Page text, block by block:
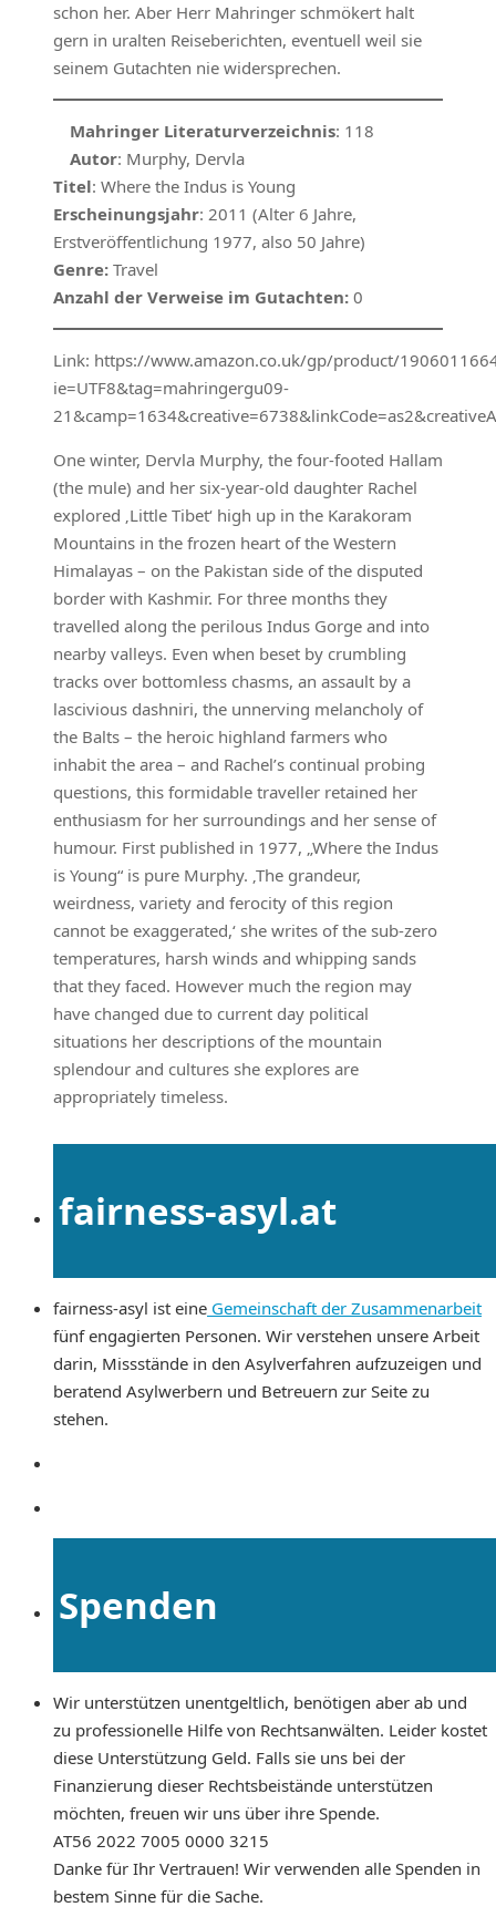
schon her. Aber Herr Mahringer schmökert halt
gern in uralten Reiseberichten, eventuell weil sie
seinem Gutachten nie widersprechen.
Mahringer Literaturverzeichnis: 118
Autor: Murphy, Dervla
Titel: Where the Indus is Young
Erscheinungsjahr: 2011 (Alter 6 Jahre,
Erstveröffentlichung 1977, also 50 Jahre)
Genre: Travel
Anzahl der Verweise im Gutachten: 0
Link: https://www.amazon.co.uk/gp/product/
ie=UTF8&tag=mahringergu09-
One winter, Dervla Murphy, the four-footed Hallam
(the mule) and her six-year-old daughter Rachel
explored ‚Little Tibet‘ high up in the Karakoram
Mountains in the frozen heart of the Western
Himalayas – on the Pakistan side of the disputed
border with Kashmir. For three months they
travelled along the perilous Indus Gorge and into
nearby valleys. Even when beset by crumbling
tracks over bottomless chasms, an assault by a
lascivious dashniri, the unnerving melancholy of
the Balts – the heroic highland farmers who
inhabit the area – and Rachel’s continual probing
questions, this formidable traveller retained her
enthusiasm for her surroundings and her sense of
humour. First published in 1977, „Where the Indus
is Young“ is pure Murphy. ‚The grandeur,
weirdness, variety and ferocity of this region
cannot be exaggerated,‘ she writes of the sub-zero
temperatures, harsh winds and whipping sands
that they faced. However much the region may
have changed due to current day political
situations her descriptions of the mountain
splendour and cultures she explores are
appropriately timeless.
fairness-asyl.at
fairness-asyl ist eine Gemeinschaft der Zusammenarbeit
fünf engagierten Personen. Wir verstehen unsere Arbeit
darin, Missstände in den Asylverfahren aufzuzeigen und
beratend Asylwerbern und Betreuern zur Seite zu
stehen.
Spenden
Wir unterstützen unentgeltlich, benötigen aber ab und
zu professionelle Hilfe von Rechtsanwälten. Leider kostet
diese Unterstützung Geld. Falls sie uns bei der
Finanzierung dieser Rechtsbeistände unterstützen
möchten, freuen wir uns über ihre Spende.
AT56 2022 7005 0000 3215
Danke für Ihr Vertrauen! Wir verwenden alle Spenden in
bestem Sinne für die Sache.